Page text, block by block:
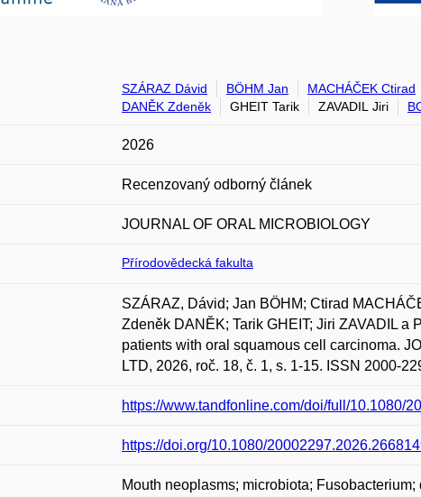
SZÁRAZ Dávid BÖHM Jan MACHÁČEK Ctirad
DANĚK Zdeněk
GHEIT Tarik ZAVADIL Jiri
2026
Recenzovaný odborný článek
JOURNAL OF ORAL MICROBIOLOGY
Přírodovědecká fakulta
SZÁRAZ, Dávid; Jan BÖHM; Ctirad
Zdeněk DANĚK; Tarik GHEIT; Jiri ZAVADIL
patients with oral squamous cell carcinoma.
LTD, 2026, roč. 18, č. 1, s. 1-15. ISSN 2000-
https://www.tandfonline.com/doi/full/10.1080/
https://doi.org/10.1080/
Mouth neoplasms; microbiota;